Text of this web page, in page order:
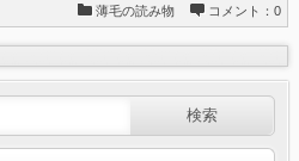
薄毛の読み物
コメント：0